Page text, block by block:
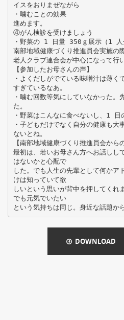
イスをおりまぜながら
・噛むことの効果
進めます。
④がん検診を受けましょう
・野菜の 1 日量 350ｇ展示（1 人
南部地域健康づくり推進員会実施の
老人クラブ連合会が中心になって行
【参加したお母さんの声】
・よくだしがでている味噌汁は薄く
すぎているなあ。
・噛む回数等気にしていなかった。
た。
・野菜はこんなに食べないし、1 日
・子どもだけでなく自分の健康も大
ないとね。
【南部地域健康づくり推進員会から
最初は、若いお母さん方へお話しし
はないかと心配で
した。でも人生の先輩として何かア
けは知っていて欲
しいという思いが背中を押してくれ
でも元気でいたい
DOWNLOAD